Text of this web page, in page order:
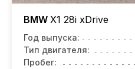
BMW X1 28i xDrive
Год выпуска:
Тип двигателя:
Пробег: